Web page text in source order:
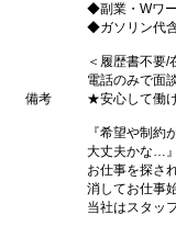
◆副業・Wワ
◆ガソリン代
＜履歴書不要/
電話のみで面
備考
★安心して働
『希望や制
大丈夫かな…
お仕事を探さ
消してお仕事
当社はスタッ